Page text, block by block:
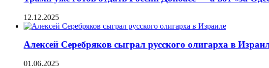
12.12.2025
Алексей Серебряков сыграл русского олигарха в
01.06.2025